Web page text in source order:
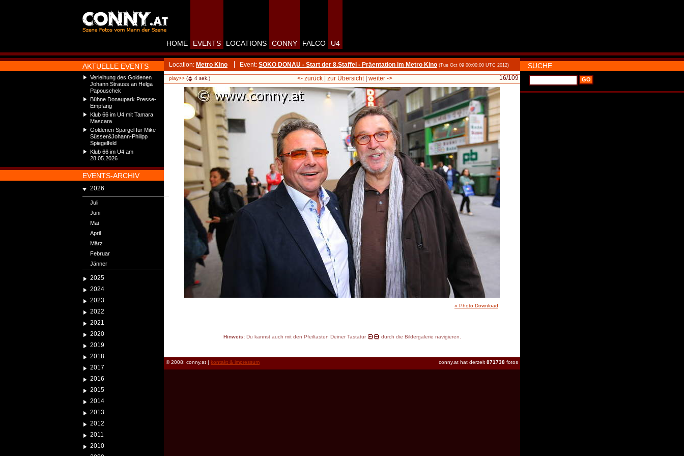
AKTUELLE EVENTS
Verleihung des Goldenen
Johann Strauss an Helga
Papouschek
Bühne Donaupark Presse-
Empfang
Klub 66 im U4 mit Tamara
Mascara
Goldenen Spargel für Mike
Süsser&Johann-Philipp
Spiegelfeld
Klub 66 im U4 am
28.05.2026
EVENTS-ARCHIV
2026
Juli
Juni
Mai
April
März
Februar
Jänner
2025
2024
2023
2022
2021
2020
2019
2018
2017
2016
2015
2014
2013
2012
2011
2010
HOME EVENTS LOCATIONS CONNY FALCO U4
Location: Metro Kino Event: SOKO DONAU - Start der 8.Staffel - Präentation im Metro Kino (Tue Oct 09 00:00:00 UTC 2012)
play>> ( 4 sek.) 16/109
<- zurück| zur Übersicht| weiter ->
» Photo Download
Hinweis:Du kannst auch mit den Pfeiltasten Deiner Tastatur durch die Bildergalerie navigieren.
conny.at hat derzeit 871738 fotos
© 2008: conny.at | kontakt & impressum
SUCHE